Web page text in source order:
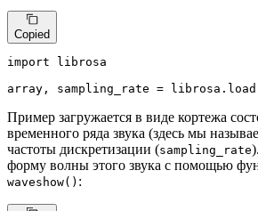
Copied
import librosa
array, sampling_rate =
Пример загружается в виде кортежа
временного ряда звука (здесь мы
частоты дискретизации (sampling_rate
форму волны этого звука с помощью
waveshow() :